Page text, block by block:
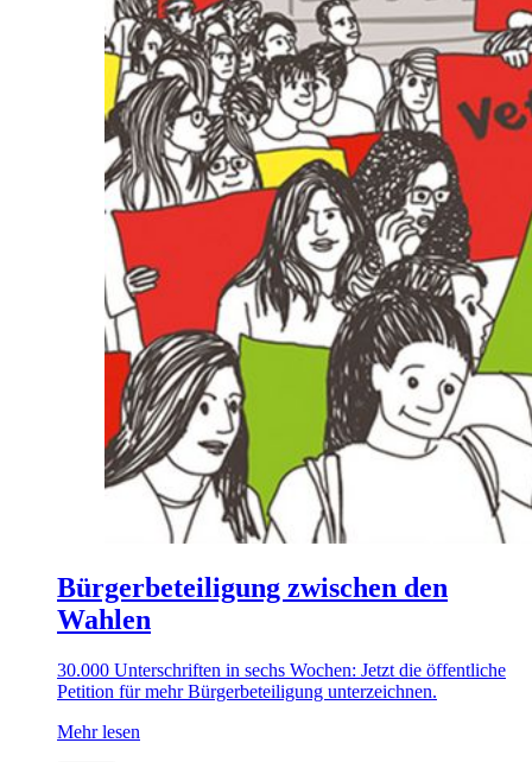
Bürgerbeteiligung zwischen den
Wahlen
30.000 Unterschriften in sechs Wochen: Jetzt die öffentliche
Petition für mehr Bürgerbeteiligung unterzeichnen.
Mehr lesen